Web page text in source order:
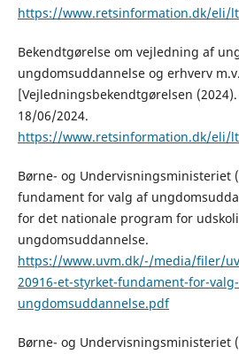
https://www.retsinformation.dk/eli/
Bekendtgørelse om vejledning af
ungdomsuddannelse og erhverv m.v.
[Vejledningsbekendtgørelsen (2024).
18/06/2024.
https://www.retsinformation.dk/eli/
Børne- og Undervisningsministeriet
fundament for valg af
for det nationale program for
ungdomsuddannelse.
https://www.uvm.dk/-/media/filer/
20916-et-styrket-fundament-for-
ungdomsuddannelse.pdf
Børne- og Undervisningsministeriet